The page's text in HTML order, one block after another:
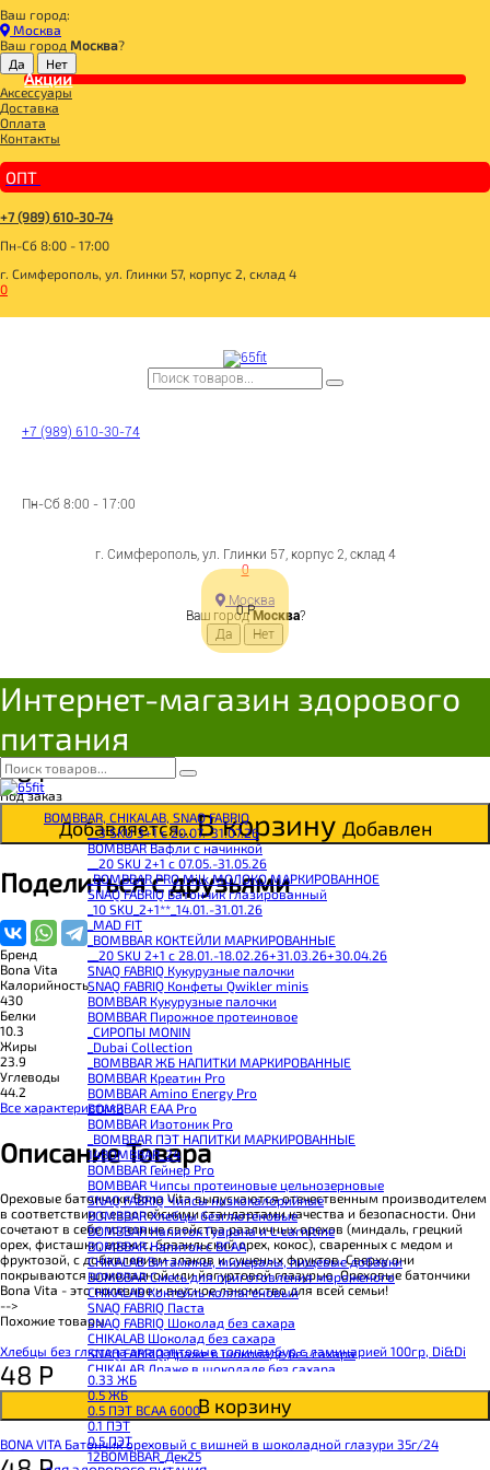
Ваш город:
Москва
Ваш город Москва?
Акции
Аксессуары
Доставка
Оплата
Контакты
ОПТ
+7 (989) 610-30-74
Пн-Сб 8:00 - 17:00
г. Симферополь, ул. Глинки 57, корпус 2, склад 4
0
+7 (989) 610-30-74
Пн-Сб 8:00 - 17:00
г. Симферополь, ул. Глинки 57, корпус 2, склад 4
0
0Р
Москва
Ваш городМосква?
Интернет-магазин здорового
питания
BOMBBAR, CHIKALAB, SNAQ FABRIQ
__3 SKU 3+1 с 20.07.-31.07.26
BOMBBAR Вафли с начинкой
__20 SKU 2+1 с 07.05.-31.05.26
_BOMBBAR PRO Milk МОЛОКО МАРКИРОВАННОЕ
SNAQ FABRIQ Батончик глазированный
_10 SKU_2+1**_14.01.-31.01.26
_MAD FIT
_BOMBBAR КОКТЕЙЛИ МАРКИРОВАННЫЕ
__20 SKU 2+1 с 28.01.-18.02.26+31.03.26+30.04.26
SNAQ FABRIQ Кукурузные палочки
SNAQ FABRIQ Конфеты Qwikler minis
BOMBBAR Кукурузные палочки
BOMBBAR Пирожное протеиновое
_CИРОПЫ MONIN
_Dubai Collection
_BOMBBAR ЖБ НАПИТКИ МАРКИРОВАННЫЕ
BOMBBAR Креатин Pro
BOMBBAR Amino Energy Pro
BOMBBAR EAA Pro
BOMBBAR Изотоник Pro
_BOMBBAR ПЭТ НАПИТКИ МАРКИРОВАННЫЕ
14BOMBBAR_24
BOMBBAR Гейнер Pro
BOMBBAR Чипсы протеиновые цельнозерновые
SNAQ FABRIQ Чипсы низкокалорийные
BOMBBAR Хлебцы безглютеновые
BOMBBAR Напиток Гуарана и L-carnitine
BOMBBAR Напиток с BCAA
CHIKALAB Витамины, минералы, пищевые добавки
BOMBBAR Смесь для приготовления мороженого
CHIKALAB Коктейль коллагеновый
SNAQ FABRIQ Паста
SNAQ FABRIQ Шоколад без сахара
CHIKALAB Шоколад без сахара
SNAQ FABRIQ Драже в шоколаде без сахара
CHIKALAB Драже в шоколаде без сахара
BOMBBAR Каша овсяная с белком
BOMBBAR Джем низкокалорийный
BOMBBAR Сахарозаменитель
BOMBBAR Паста
CHIKALAB Паста
CHIKALAB Смеси для выпечки
0.33 ЖБ
0.5 ЖБ
0.5 ПЭТ ВСАА 6000
0.1 ПЭТ
0.5 ПЭТ
12BOMBBAR_Дек25
Главная
ДЛЯ ЗДОРОВОГО ПИТАНИЯ
СЛАДОСТИ И СНЕКИ
СНЭКИ И БАТОНЧИКИ
BONA VITA Батончик ореховый с фисташками, клюквой и медом в йогурте 35г
ореховый с
фисташками, клюквой и
медом в йогурте 35г
4607061252667
Цена:
48Р
Под заказ
Добавляется...В корзину Добавлен
Поделиться с друзьями
Бренд
Bona Vita
Калорийность
430
Белки
10.3
Жиры
23.9
Углеводы
44.2
Все характеристики
Описание Товара
Ореховые батончики Bona Vita выпускаются отечественным производителем
в соответствии с европейскими стандартами качества и безопасности. Они
сочетают в себе полезные свойства различных орехов (миндаль, грецкий
орех, фисташки, арахис, бразильский орех, кокос), сваренных с медом и
фруктозой, с добавлением злаков и сушеных фруктов. Сверху они
покрываются шоколадной или йогуртовой глазурью. Ореховые батончики
Bona Vita - это полезное и вкусное лакомство для всей семьи!
-->
Похожие товары
Хлебцы без глютена амарантовые топинамбур с ламинарией 100гр, Di&Di
48 Р
В корзину
BONA VITA Батончик ореховый с вишней в шоколадной глазури 35г/24